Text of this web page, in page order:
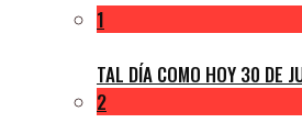
1
TAL DÍA COMO HOY 30 DE
2